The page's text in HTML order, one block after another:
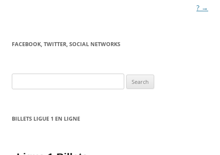
? →
FACEBOOK, TWITTER, SOCIAL NETWORKS
for:
BILLETS LIGUE 1 EN LIGNE